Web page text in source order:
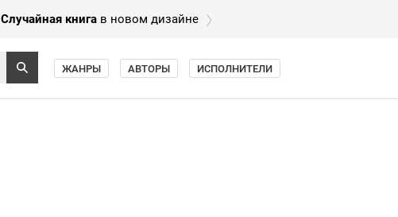
Случайная книга в новом дизайне
ЖАНРЫ АВТОРЫ ИСПОЛНИТЕЛИ